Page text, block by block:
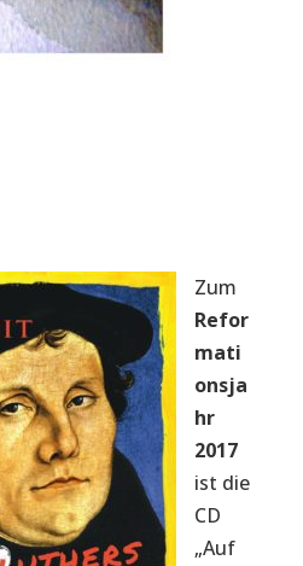
Zum
Refor
mati
onsja
hr
2017
ist die
CD
„Auf